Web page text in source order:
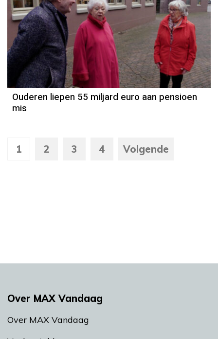
Ouderen liepen 55 miljard euro aan pensioen
mis
1 2 3 4 Volgende
Over MAX Vandaag
Over MAX Vandaag